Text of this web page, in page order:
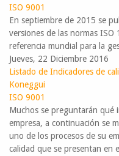
ISO 9001
En septiembre de 2015 se
versiones de las normas
referencia mundial para la
Jueves, 22 Diciembre 2016
Listado de Indicadores de
Koneggui
ISO 9001
Muchos se preguntarán qué
empresa, a continuación se
uno de los procesos de su
calidad que se presentan en